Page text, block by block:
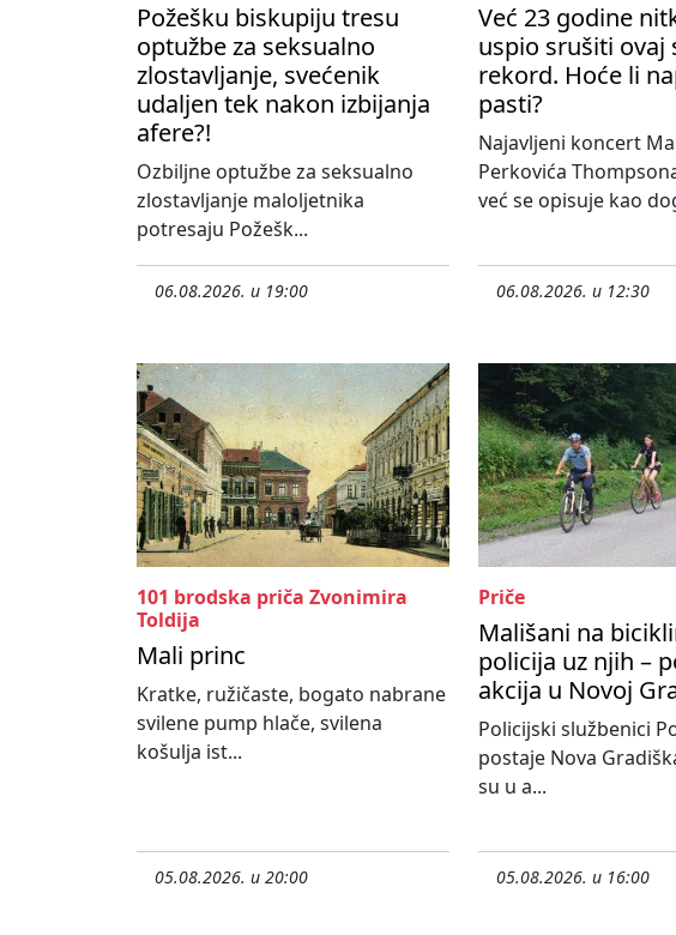
Požešku biskupiju tresu
optužbe za seksualno
zlostavljanje, svećenik
udaljen tek nakon izbijanja
afere?!
Ozbiljne optužbe za seksualno
zlostavljanje maloljetnika
potresaju Požešk...
06.08.2026. u 19:00
Već 23 godine
uspio srušiti ovaj
rekord. Hoće li
pasti?
Najavljeni koncert
Perkovića
već se opisuje kao
06.08.2026. u 12:30
101 brodska priča Zvonimira
Toldija
Mali princ
Kratke, ružičaste, bogato nabrane
svilene pump hlače, svilena
košulja ist...
05.08.2026. u 20:00
Priče
Mališani na
policija uz njih –
akcija u Novoj
Policijski službenici
postaje Nova
su u a...
05.08.2026. u 16:00